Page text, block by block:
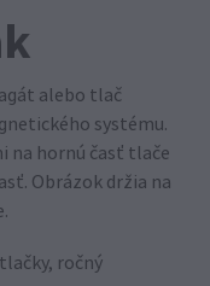
alebo tlač
systému.
na hornú časť tlače
Obrázok držia na
ročný